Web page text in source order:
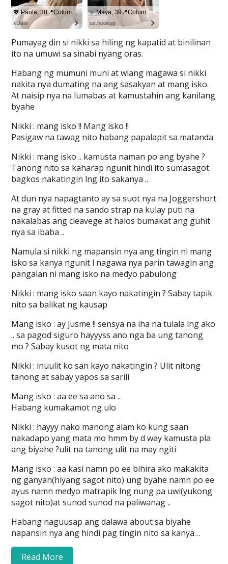
Pumayag din si nikki sa hiling ng kapatid at binilinan
ito na umuwi sa sinabi nyang oras.
Habang ng mumuni muni at wlang magawa si nikki
nakita nya dumating na ang sasakyan at mang isko.
At naisip nya na lumabas at kamustahin ang kanilang
byahe
Nikki : mang isko !! Mang isko !!
Pasigaw na tawag nito habang papalapit sa matanda
Nikki : mang isko .. kamusta naman po ang byahe ?
Tanong nito sa kaharap ngunit hindi ito sumasagot
bagkos nakatingin lng ito sakanya ..
At dun nya napagtanto ay sa suot nya na Joggershort
na gray at fitted na sando strap na kulay puti na
nakalabas ang cleavege at halos bumakat ang guhit
nya sa ibaba ..
Namula si nikki ng mapansin nya ang tingin ni mang
isko sa kanya ngunit l nagawa nya parin tawagin ang
pangalan ni mang isko na medyo pabulong
Nikki : mang isko saan kayo nakatingin ? Sabay tapik
nito sa balikat ng kausap
Mang isko : ay jusme !! sensya na iha na tulala lng ako
.. sa pagod siguro hayyyss ano nga ba ung tanong
mo ? Sabay kusot ng mata nito
Nikki : inuulit ko san kayo nakatingin ? Ulit nitong
tanong at sabay yapos sa sarili
Mang isko : aa ee sa ano sa ..
Habang kumakamot ng ulo
Nikki : hayyy nako manong alam ko kung saan
nakadapo yang mata mo hmm by d way kamusta pla
ang biyahe ?ulit na tanong ulit na may ngiti
Mang isko : aa kasi namn po ee bihira ako makakita
ng ganyan(hiyang sagot nito) ung byahe namn po ee
ayus namn medyo matrapik lng nung pa uwi(yukong
sagot nito)at sunod sunod na paliwanag ..
Habang naguusap ang dalawa about sa biyahe
napansin nya ang hindi pag tingin nito sa kanya…
Read More